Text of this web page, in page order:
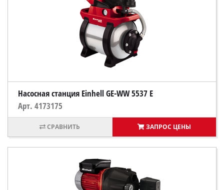
Насосная станция Einhell GE-WW 5537 E
Арт. 4173175
ЗАПРОС ЦЕНЫ